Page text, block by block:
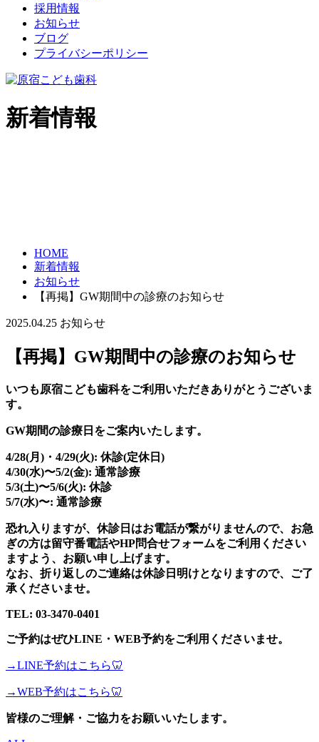
採用情報
お知らせ
ブログ
プライバシーポリシー
新着情報
HOME
新着情報
お知らせ
【再掲】GW期間中の診療のお知らせ
2025.04.25 お知らせ
【再掲】GW期間中の診療のお知らせ
いつも原宿こども歯科をご利用いただきありがとうございま
す。
GW期間の診療日をご案内いたします。
4/28(月)・4/29(火): 休診(定休日)
4/30(水)〜5/2(金): 通常診療
5/3(土)〜5/6(火): 休診
5/7(水)〜: 通常診療
恐れ入りますが、休診日はお電話が繋がりませんので、お急
ぎの方は留守番電話やHP問合せフォームをご利用ください
ますよう、お願い申し上げます。
なお、折り返しのご連絡は休診日明けとなりますので、ご了
承くださいませ。
TEL: 03-3470-0401
ご予約はぜひLINE・WEB予約をご利用くださいませ。
→LINE予約はこちら🦷
→WEB予約はこちら🦷
皆様のご理解・ご協力をお願いいたします。